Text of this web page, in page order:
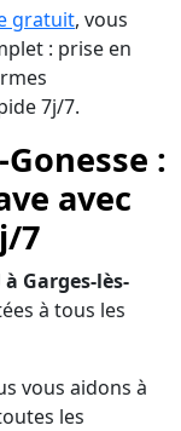
gratuit, vous
: prise en
7j/7.
:
avec
7
Garges-lès-
à tous les
vous aidons à
les